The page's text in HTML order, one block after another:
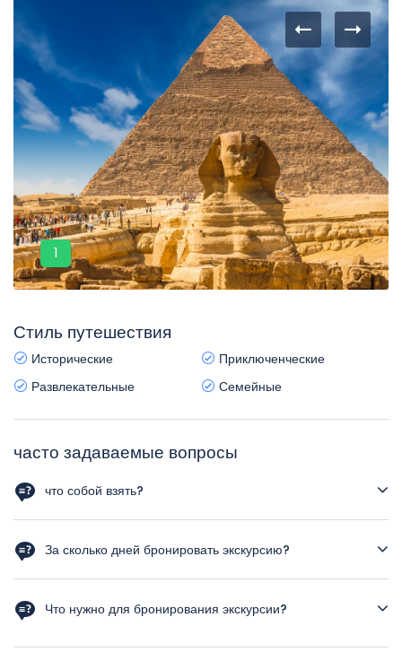
1
Стиль путешествия
Исторические
Приключенческие
Развлекательные
Семейные
часто задаваемые вопросы
что собой взять?
Солнцезащитные очки Фотоаппарат, кинокамера Деньги Вода
За сколько дней бронировать экскурсию?
авиабилеты
Что нужно для бронирования экскурсии?
Напишите имя,фамилия латинскими буквами(как в